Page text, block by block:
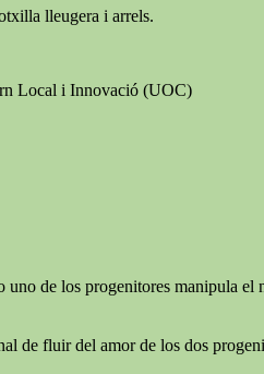
lleugera i arrels.
Local i Innovació (UOC)
de los progenitores manipula
de fluir del amor de los dos